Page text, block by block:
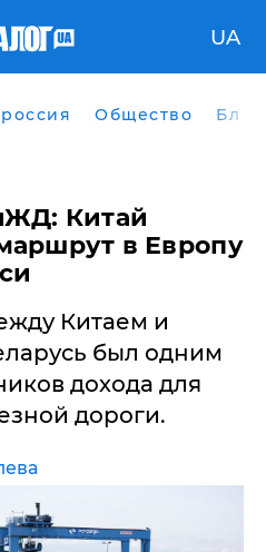
UA
россия Общество
Китай
в Европу
Китаем и
был одним
дохода для
дороги.